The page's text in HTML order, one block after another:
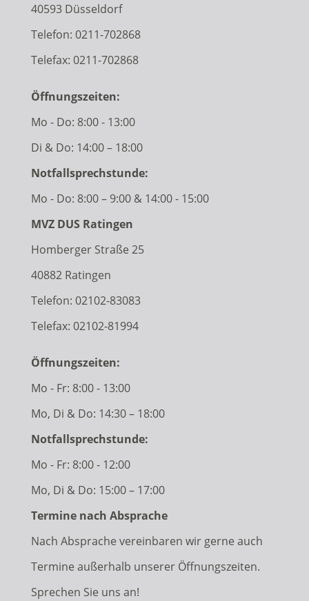
40593 Düsseldorf
Telefon: 0211-702868
Telefax: 0211-702868
Öffnungszeiten:
Mo - Do: 8:00 - 13:00
Di & Do: 14:00 – 18:00
Notfallsprechstunde:
Mo - Do: 8:00 – 9:00 & 14:00 - 15:00
MVZ DUS Ratingen
Homberger Straße 25
40882 Ratingen
Telefon: 02102-83083
Telefax: 02102-81994
Öffnungszeiten:
Mo - Fr: 8:00 - 13:00
Mo, Di & Do: 14:30 – 18:00
Notfallsprechstunde:
Mo - Fr: 8:00 - 12:00
Mo, Di & Do: 15:00 – 17:00
Termine nach Absprache
Nach Absprache vereinbaren wir gerne auch
Termine außerhalb unserer Öffnungszeiten.
Sprechen Sie uns an!